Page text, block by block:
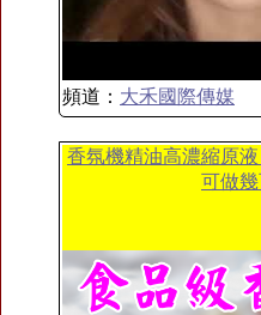
頻道： 大禾國際傳媒
香氛機精油高濃縮原
可做